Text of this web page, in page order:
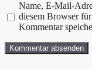
Name, E-Mail-
diesem Browser
Kommentar